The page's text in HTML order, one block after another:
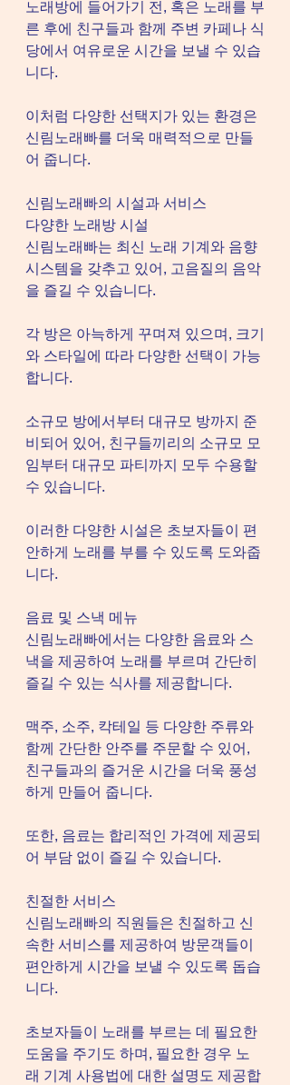
노래방에 들어가기 전, 혹은 노래를 부
른 후에 친구들과 함께 주변 카페나 식
당에서 여유로운 시간을 보낼 수 있습
니다.
이처럼 다양한 선택지가 있는 환경은
신림노래빠를 더욱 매력적으로 만들
어 줍니다.
신림노래빠의 시설과 서비스
다양한 노래방 시설
신림노래빠는 최신 노래 기계와 음향
시스템을 갖추고 있어, 고음질의 음악
을 즐길 수 있습니다.
각 방은 아늑하게 꾸며져 있으며, 크기
와 스타일에 따라 다양한 선택이 가능
합니다.
소규모 방에서부터 대규모 방까지 준
비되어 있어, 친구들끼리의 소규모 모
임부터 대규모 파티까지 모두 수용할
수 있습니다.
이러한 다양한 시설은 초보자들이 편
안하게 노래를 부를 수 있도록 도와줍
니다.
음료 및 스낵 메뉴
신림노래빠에서는 다양한 음료와 스
낵을 제공하여 노래를 부르며 간단히
즐길 수 있는 식사를 제공합니다.
맥주, 소주, 칵테일 등 다양한 주류와
함께 간단한 안주를 주문할 수 있어,
친구들과의 즐거운 시간을 더욱 풍성
하게 만들어 줍니다.
또한, 음료는 합리적인 가격에 제공되
어 부담 없이 즐길 수 있습니다.
친절한 서비스
신림노래빠의 직원들은 친절하고 신
속한 서비스를 제공하여 방문객들이
편안하게 시간을 보낼 수 있도록 돕습
니다.
초보자들이 노래를 부르는 데 필요한
도움을 주기도 하며, 필요한 경우 노
래 기계 사용법에 대한 설명도 제공합